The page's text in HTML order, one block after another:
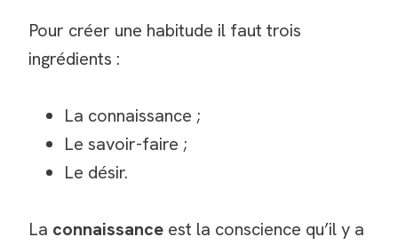
Pour créer une habitude il faut trois
ingrédients :
La connaissance ;
Le savoir-faire ;
Le désir.
La connaissance est la conscience qu’il y a